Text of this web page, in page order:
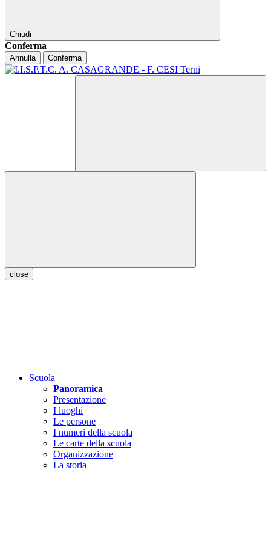
Chiudi
Conferma
Annulla Conferma
close
Scuola
Panoramica
Presentazione
I luoghi
Le persone
I numeri della scuola
Le carte della scuola
Organizzazione
La storia